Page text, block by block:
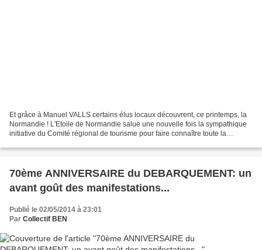
Et grâce à Manuel VALLS certains élus locaux découvrent, ce printemps, la
Normandie ! L'Etoile de Normandie salue une nouvelle fois la sympathique
initiative du Comité régional de tourisme pour faire connaître toute la
70ème ANNIVERSAIRE du DEBARQUEMENT: un
avant goût des manifestations...
Publié le 02/05/2014 à 23:01
Par Collectif BEN